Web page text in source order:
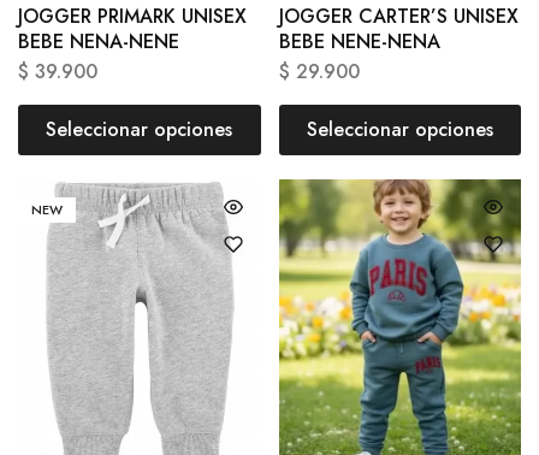
JOGGER PRIMARK UNISEX
BEBE NENA-NENE
$ 39.900
Seleccionar opciones
JOGGER CARTER’S UNISEX
BEBE NENE-NENA
$ 29.900
Seleccionar opciones
NEW